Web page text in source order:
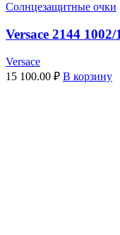
Солнцезащитные очки
Versace 2144 1002/
Versace
15 100.00 ₽ В корзину